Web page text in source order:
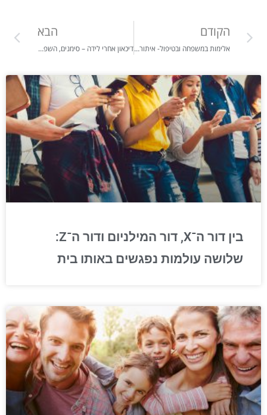
הקודם
אלימות במשפחה ובטיפול- איתור זיהוי וטיפול
הבא
דיכאון אחרי לידה – סימנים, השפעות וטיפול
בין דור ה־X, דור המילניום ודור ה־Z:
שלושה עולמות נפגשים באותו בית